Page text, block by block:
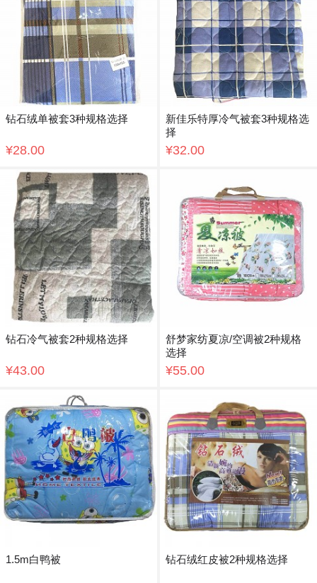
钻石绒单被套3种规格选择
¥28.00
新佳乐特厚冷气被套3种规格选
择
¥32.00
钻石冷气被套2种规格选择
¥43.00
舒梦家纺夏凉/空调被2种规格
选择
¥55.00
1.5m白鸭被 钻石绒红皮被2种规格选择